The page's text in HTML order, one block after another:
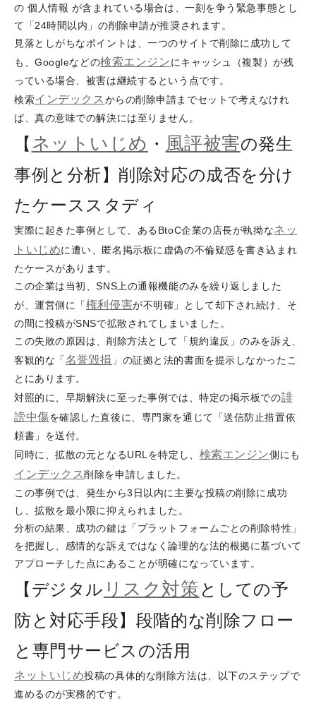
の 個人情報 が含まれている場合は、一刻を争う緊急事態とし
て「24時間以内」の削除申請が推奨されます。
見落としがちなポイントは、一つのサイトで削除に成功して
も、Googleなどの検索エンジンにキャッシュ（複製）が残
っている場合、被害は継続するという点です。
検索インデックス からの削除申請までセットで考えなけれ
ば、真の意味での解決には至りません。
【 ネットいじめ ・ 風評被害の発生
事例と分析】削除対応の成否を分け
たケーススタディ
実際に起きた事例として、あるBtoC企業の店長が執拗なネッ
トいじめに遭い、匿名掲示板に虚偽の不倫疑惑を書き込まれ
たケースがあります。
この企業は当初、SNS上の通報機能のみを繰り返しました
が、運営側に「権利侵害が不明確」として却下され続け、そ
の間に投稿がSNSで拡散されてしまいました。
この失敗の原因は、削除方法として「規約違反」のみを訴え、
客観的な「名誉毀損 」の証拠と法的書面を提示しなかったこ
とにあります。
対照的に、早期解決に至った事例では、特定の掲示板での誹
謗中傷を確認した直後に、専門家を通じて「送信防止措置依
頼書」を送付。
同時に、拡散の元となるURLを特定し、 検索エンジン側にも
インデックス削除を申請しました。
この事例では、発生から3日以内に主要な投稿の削除に成功
し、拡散を最小限に抑えられました。
分析の結果、成功の鍵は「プラットフォームごとの削除特性」
を把握し、感情的な訴えではなく論理的な法的根拠に基づいて
アプローチした点にあることが明確になっています。
【デジタル リスク対策 としての予
防と対応手段】段階的な削除フロー
と専門サービスの活用
ネットいじめ投稿の具体的な削除方法は、以下のステップで
進めるのが実務的です。